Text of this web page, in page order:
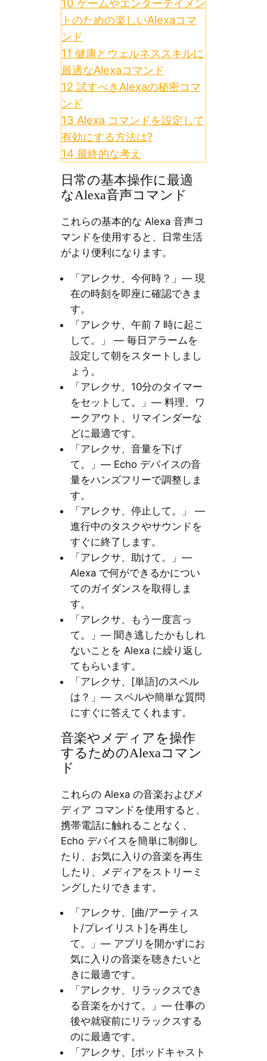
10 ゲームやエンターテイメン
トのための楽しいAlexaコマ
ンド
11 健康とウェルネススキルに
最適なAlexaコマンド
12 試すべきAlexaの秘密コマ
ンド
13 Alexa コマンドを設定して
有効にする方法は?
14 最終的な考え
日常の基本操作に最適
なAlexa音声コマンド
これらの基本的な Alexa 音声コ
マンドを使用すると、日常生活
がより便利になります。
「アレクサ、今何時？」— 現
在の時刻を即座に確認できま
す。
「アレクサ、午前 7 時に起こ
して。」 — 毎日アラームを
設定して朝をスタートしまし
ょう。
「アレクサ、10分のタイマー
をセットして。」— 料理、ワ
ークアウト、リマインダーな
どに最適です。
「アレクサ、音量を下げ
て。」— Echo デバイスの音
量をハンズフリーで調整しま
す。
「アレクサ、停止して。」 —
進行中のタスクやサウンドを
すぐに終了します。
「アレクサ、助けて。」—
Alexa で何ができるかについ
てのガイダンスを取得しま
す。
「アレクサ、もう一度言っ
て。」— 聞き逃したかもしれ
ないことを Alexa に繰り返し
てもらいます。
「アレクサ、[単語]のスペル
は？」— スペルや簡単な質問
にすぐに答えてくれます。
音楽やメディアを操作
するためのAlexaコマン
ド
これらの Alexa の音楽およびメ
ディア コマンドを使用すると、
携帯電話に触れることなく、
Echo デバイスを簡単に制御し
たり、お気に入りの音楽を再生
したり、メディアをストリーミ
ングしたりできます。
「アレクサ、[曲/アーティス
ト/プレイリスト]を再生し
て。」— アプリを開かずにお
気に入りの音楽を聴きたいと
きに最適です。
「アレクサ、リラックスでき
る音楽をかけて。」— 仕事の
後や就寝前にリラックスする
のに最適です。
「アレクサ、[ポッドキャスト